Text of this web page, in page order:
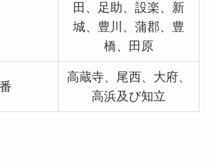
田、足助、設楽、新
城、豊川、蒲郡、豊
橋、田原
高蔵寺、尾西、大府、
高浜及び知立